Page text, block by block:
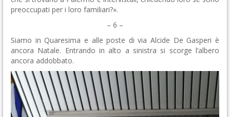
preoccupati per i loro familiari?».
– 6 –
Siamo in Quaresima e alle poste di via Alcide De Gasperi è
ancora Natale. Entrando in alto a sinistra si scorge l’albero
ancora addobbato.